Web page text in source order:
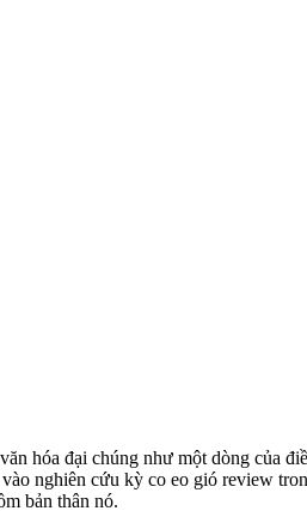
hóa đại chúng như một dòng của
nghiên cứu kỳ co eo gió review
bản thân nó.